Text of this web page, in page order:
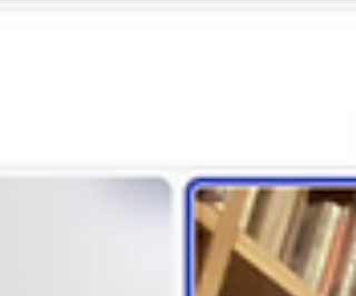
https://youtu.be/ZrLTjPJB5EM?
si=oDn23rodFYZkE1-m ※生駒の発言は 2時
言の主なポイント 学校外で育つ子どもた
ちが安心して過ごせる居場所は多様性が高